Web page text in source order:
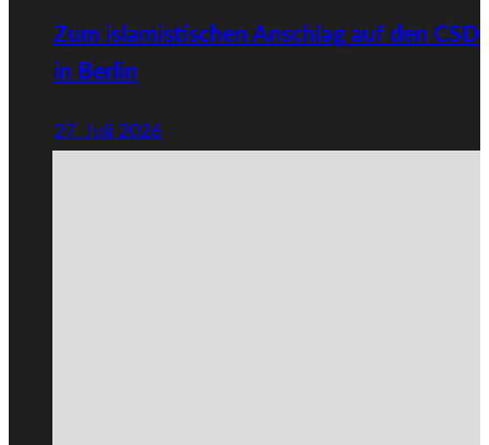
Zum islamistischen Anschlag auf den CSD
in Berlin
27. Juli 2026